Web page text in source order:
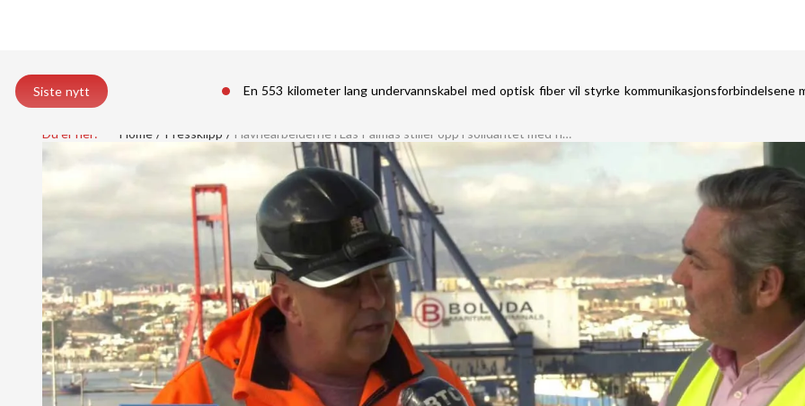
Siste nytt En 553 kilometer lang undervannskabel med optisk fiber vil styrke kommunikasjonsforbindelsene
Du er her: Home Pressklipp Havnearbeiderne i Las Palmas stiller opp i solidaritet med flomofrene i Valencia